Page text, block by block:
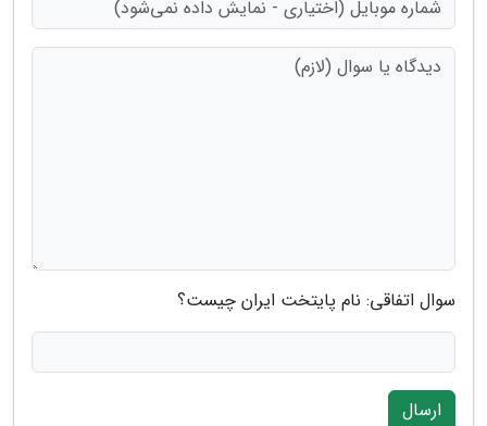
سوال اتفاقی: نام پایتخت ایران چیست؟
ارسال